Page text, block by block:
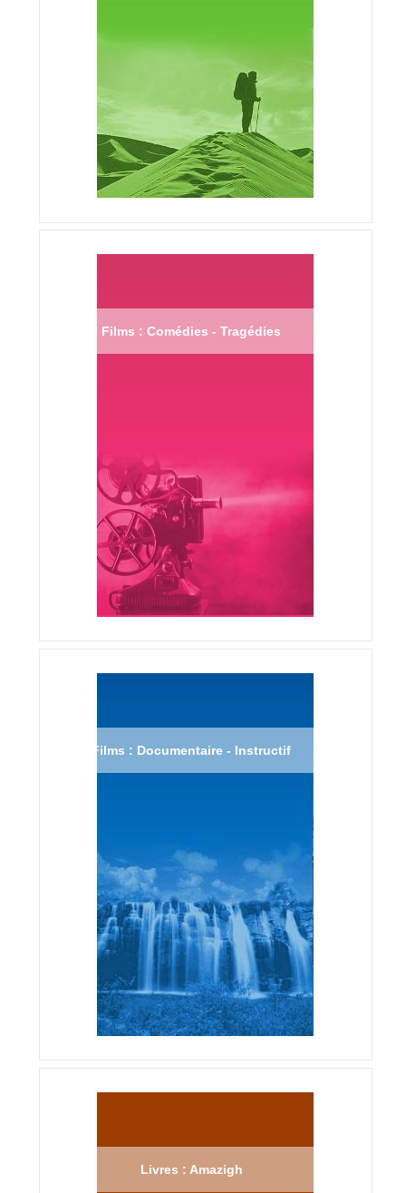
Films : Comédies - Tragédies
Films : Documentaire - Instructif
Livres : Amazigh